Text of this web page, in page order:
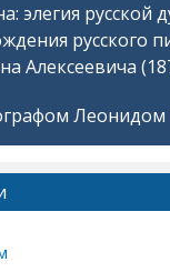
элегия русской
русского
Алексеевича